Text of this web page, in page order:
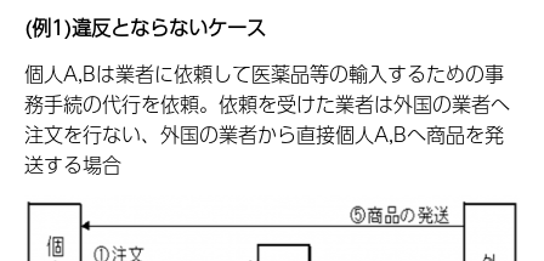
(例1)違反とならないケース
個人A,Bは業者に依頼して医薬品等の輸入するための事
務手続の代行を依頼。依頼を受けた業者は外国の業者へ
注文を行ない、外国の業者から直接個人A,Bへ商品を発
送する場合